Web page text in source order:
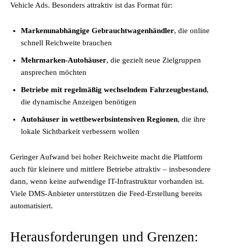
Vehicle Ads. Besonders attraktiv ist das Format für:
Markenunabhängige Gebrauchtwagenhändler, die online
schnell Reichweite brauchen
Mehrmarken-Autohäuser, die gezielt neue Zielgruppen
ansprechen möchten
Betriebe mit regelmäßig wechselndem Fahrzeugbestand,
die dynamische Anzeigen benötigen
Autohäuser in wettbewerbsintensiven Regionen, die ihre
lokale Sichtbarkeit verbessern wollen
Geringer Aufwand bei hoher Reichweite macht die Plattform
auch für kleinere und mittlere Betriebe attraktiv – insbesondere
dann, wenn keine aufwendige IT-Infrastruktur vorhanden ist.
Viele DMS-Anbieter unterstützen die Feed-Erstellung bereits
automatisiert.
Herausforderungen und Grenzen: